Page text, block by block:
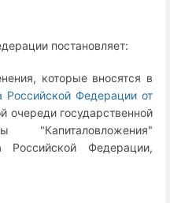
постановляет:
которые вносятся в
Российской Федерации от
очереди государственной
"Капиталовложения"
Российской Федерации,